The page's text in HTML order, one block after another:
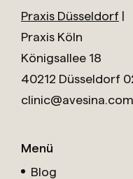
Praxis Düsseldorf |
Praxis Köln
Königsallee 18
40212 Düsseldorf
clinic@avesina.com
Menü
Blog